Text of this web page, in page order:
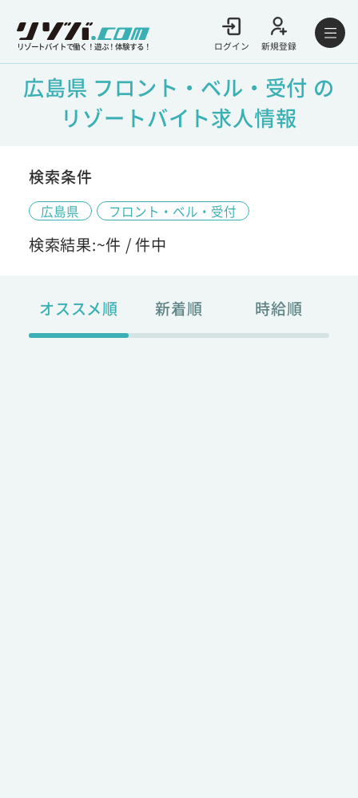
リゾートバイトで働く！遊ぶ！体験する！ ログイン 新規登録
広島県 フロント・ベル・受付 の
リゾートバイト求人情報
検索条件
広島県 フロント・ベル・受付
検索結果:~件 /件中
オススメ順 新着順 時給順